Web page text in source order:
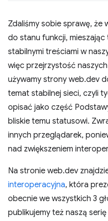
Zdaliśmy sobie sprawę, że
do stanu funkcji,
stabilnymi treściami w
więc przejrzystość
używamy strony web.dev
temat stabilnej sieci, czyli
opisać jako część
bliskie temu statusowi.
innych przeglądarek,
nad zwiększeniem
Na stronie web.dev
interoperacyjna, która
obecnie we wszystkich 3
publikujemy też naszą